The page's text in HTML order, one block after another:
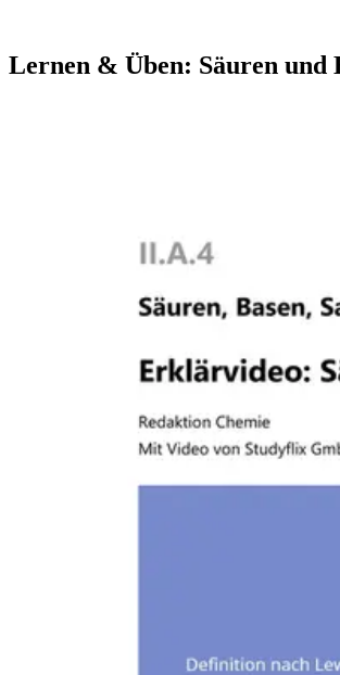
Lernen & Üben: Säuren und